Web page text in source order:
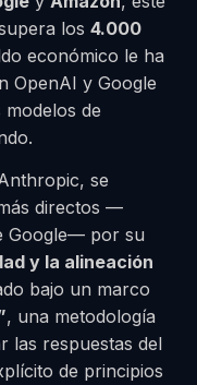
los4.000
económico le ha
OpenAI y Google
de
se
directos —
Google— por su
y la alineación
bajo un marco
, una metodología
las respuestas del
de principios